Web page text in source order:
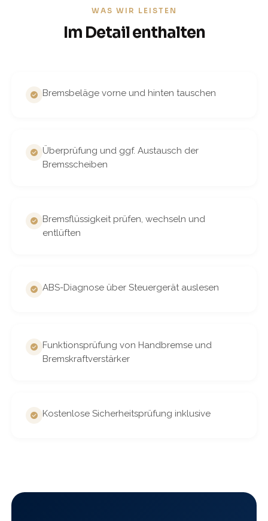
WAS WIR LEISTEN
Im Detail enthalten
Bremsbeläge vorne und hinten tauschen
Überprüfung und ggf. Austausch der
Bremsscheiben
Bremsflüssigkeit prüfen, wechseln und
entlüften
ABS-Diagnose über Steuergerät auslesen
Funktionsprüfung von Handbremse und
Bremskraftverstärker
Kostenlose Sicherheitsprüfung inklusive